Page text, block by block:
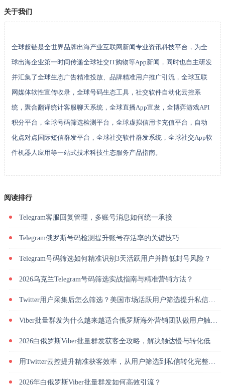
关于我们
全球超链是全世界品牌出海产业互联网新闻专业资讯科技平台，为全
球出海企业第一时间传递全球社交IT购物等App新闻，同时也自主研发
并汇集了全球生态广告精准投放、品牌精准用户推广引流，全球互联
网媒体软性宣传收录，全球号码生态工具，社交软件自动化云控系
统，聚合翻译统计客服聊天系统，全球直播App宣发，全博弈游戏API
积分平台，全球号码筛选检测平台，全球虚拟信用卡充值平台，自动
化点对点国际短信群发平台，全球社交软件群发系统，全球社交App软
件机器人应用等一站式技术科技生态服务产品指南。
阅读排行
Telegram客服回复管理，多账号消息如何统一承接
Telegram俄罗斯号码检测提升账号存活率的关键技巧
Telegram号码筛选如何精准识别3天活跃用户并降低封号风险？
2026乌克兰Telegram号码筛选实战指南与精准营销方法？
Twitter用户采集后怎么筛选？美国市场活跃用户筛选提升私信回复率
Viber批量群发为什么越来越适合俄罗斯海外营销团队做用户触达？
2026白俄罗斯Viber批量群发获客全攻略，解决触达慢与转化低
用Twitter云控提升精准获客效率，从用户筛选到私信转化完整解析
2026年白俄罗斯Viber批量群发如何高效引流？